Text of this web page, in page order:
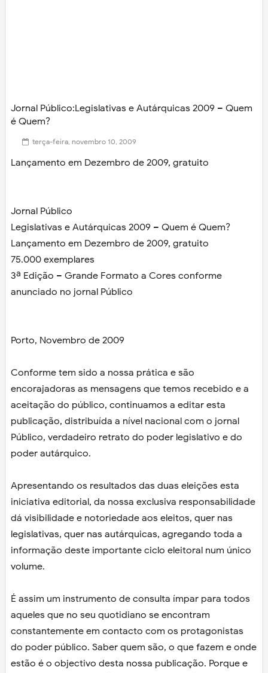
Jornal Público:Legislativas e Autárquicas 2009 – Quem
é Quem?
terça-feira, novembro 10, 2009
Lançamento em Dezembro de 2009, gratuito
Jornal Público
Legislativas e Autárquicas 2009 – Quem é Quem?
Lançamento em Dezembro de 2009, gratuito
75.000 exemplares
3ª Edição – Grande Formato a Cores conforme
anunciado no jornal Público
Porto, Novembro de 2009
Conforme tem sido a nossa prática e são
encorajadoras as mensagens que temos recebido e a
aceitação do público, continuamos a editar esta
publicação, distribuída a nível nacional com o jornal
Público, verdadeiro retrato do poder legislativo e do
poder autárquico.
Apresentando os resultados das duas eleições esta
iniciativa editorial, da nossa exclusiva responsabilidade
dá visibilidade e notoriedade aos eleitos, quer nas
legislativas, quer nas autárquicas, agregando toda a
informação deste importante ciclo eleitoral num único
volume.
É assim um instrumento de consulta ímpar para todos
aqueles que no seu quotidiano se encontram
constantemente em contacto com os protagonistas
do poder público. Saber quem são, o que fazem e onde
estão é o objectivo desta nossa publicação. Porque e